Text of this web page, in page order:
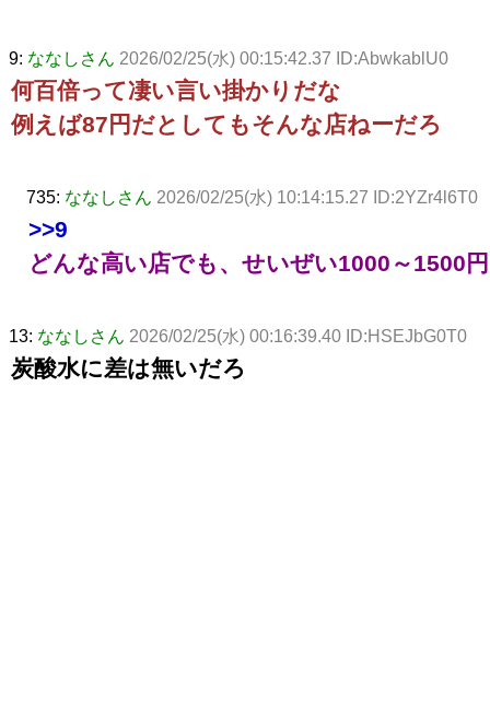
9: ななしさん 2026/02/25(水) 00:15:42.37 ID:AbwkablU0
何百倍って凄い言い掛かりだな
例えば87円だとしてもそんな店ねーだろ
735: ななしさん 2026/02/25(水) 10:14:15.27 ID:2YZr4l6T0
>>9
どんな高い店でも、せいぜい1000～1500
13: ななしさん 2026/02/25(水) 00:16:39.40 ID:HSEJbG0T0
炭酸水に差は無いだろ